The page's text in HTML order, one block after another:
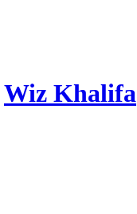
Wiz Khalifa